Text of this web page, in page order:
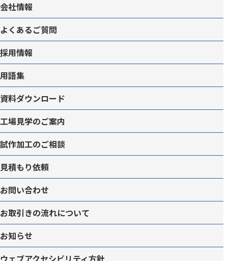
会社情報
よくあるご質問
採用情報
用語集
資料ダウンロード
工場見学のご案内
試作加工のご相談
見積もり依頼
お問い合わせ
お取引きの流れについて
お知らせ
ウェブアクセシビリティ方針